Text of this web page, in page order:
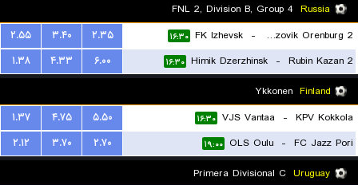
Russia
Gazovik Orenburg 2
-
FK Izhevsk ۱۶:۳۰ ۲.۳۵ ۳.۴۰
۲.۵۵
Rubin Kazan 2
-
Himik Dzerzhinsk ۱۶:۳۰ ۶.۰۰ ۴.۳۳
۱.۳۸
Finland
KPV Kokkola
-
VJS Vantaa ۱۶:۳۰ ۵.۵۰ ۴.۷۵
۱.۳۷
FC Jazz Pori
-
OLS Oulu ۱۹:۰۰ ۲.۷۰ ۳.۷۰
۲.۱۲
Uruguay